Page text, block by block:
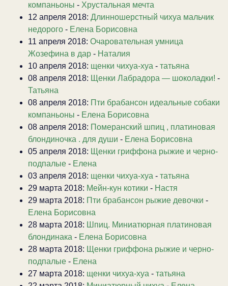
компаньоны - Хрустальная мечта
12 апреля 2018: Длинношерстный чихуа мальчик
недорого - Елена Борисовна
11 апреля 2018: Очаровательная умница
Жозефина в дар - Наталия
10 апреля 2018: щенки чихуа-хуа - татьяна
08 апреля 2018: Щенки Лабрадора — шоколадки! -
Татьяна
08 апреля 2018: Пти брабансон идеальные собаки
компаньоны - Елена Борисовна
08 апреля 2018: Померанский шпиц , платиновая
блондиночка . для души - Елена Борисовна
05 апреля 2018: Щенки гриффона рыжие и черно-
подпалые - Елена
03 апреля 2018: щенки чихуа-хуа - татьяна
29 марта 2018: Мейн-кун котики - Настя
29 марта 2018: Пти брабансон рыжие девочки -
Елена Борисовна
28 марта 2018: Шпиц. Миниатюрная платиновая
блондинака - Елена Борисовна
28 марта 2018: Щенки гриффона рыжие и черно-
подпалые - Елена
27 марта 2018: щенки чихуа-хуа - татьяна